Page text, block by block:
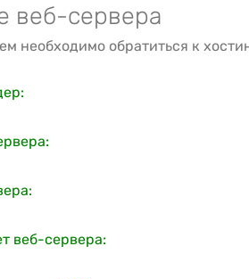
веб-сервера
необходимо обратиться к
веб-сервера: